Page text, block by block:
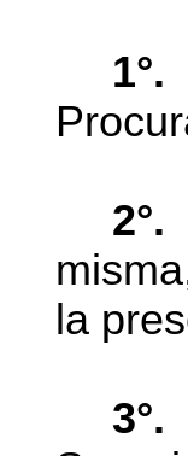
2°.
la
3°.